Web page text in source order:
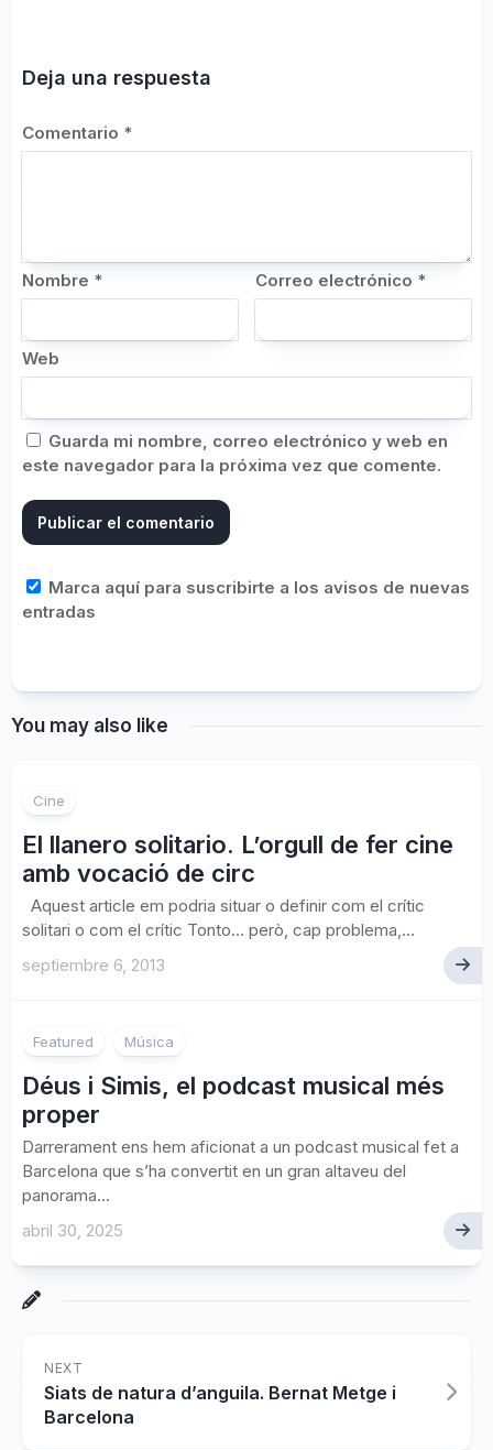
Deja una respuesta
Comentario *
Nombre * Correo electrónico *
Web
Guarda mi nombre, correo electrónico y web en
este navegador para la próxima vez que comente.
Marca aquí para suscribirte a los avisos de nuevas
entradas
You may also like
Cine
El llanero solitario. L’orgull de fer cine
amb vocació de circ
Aquest article em podria situar o definir com el crític
solitari o com el crític Tonto… però, cap problema,...
septiembre 6, 2013
Featured Música
Déus i Simis, el podcast musical més
proper
Darrerament ens hem aficionat a un podcast musical fet a
Barcelona que s’ha convertit en un gran altaveu del
panorama...
abril 30, 2025
NEXT
Siats de natura d’anguila. Bernat Metge i
Barcelona